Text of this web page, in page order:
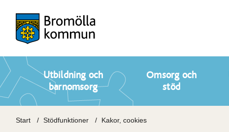
Utbildning och
barnomsorg
Omsorg och
stöd
Start Stödfunktioner Kakor, cookies